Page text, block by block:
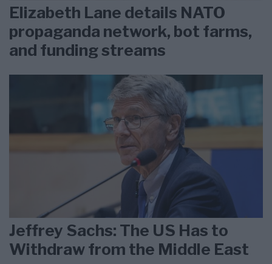
Elizabeth Lane details NATO
propaganda network, bot farms,
and funding streams
Jeffrey Sachs: The US Has to
Withdraw from the Middle East